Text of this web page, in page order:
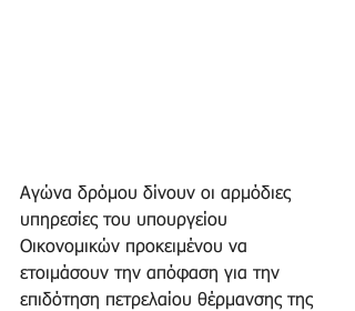
Αγώνα δρόμου δίνουν οι αρμόδιες
υπηρεσίες του υπουργείου
Οικονομικών προκειμένου να
ετοιμάσουν την απόφαση για την
επιδότηση πετρελαίου θέρμανσης της